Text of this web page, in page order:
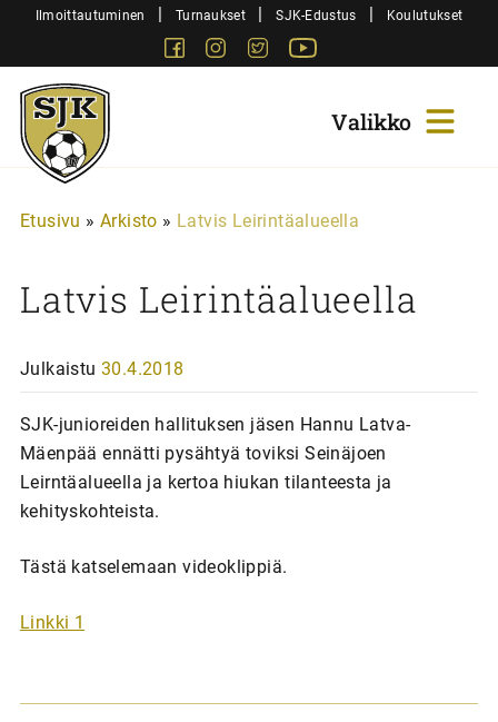
SiirryIlmoittautuminen | Turnaukset | SJK-Edustus | Koulutukset
FacebookInstagram
Twitter
Sjk-
Juniorit
Etusivu » Arkisto » Latvis Leirintäalueella
Latvis Leirintäalueella
Julkaistu 30.4.2018
SJK-junioreiden hallituksen jäsen Hannu Latva-
Mäenpää ennätti pysähtyä toviksi Seinäjoen
Leirntäalueella ja kertoa hiukan tilanteesta ja
kehityskohteista.
Tästä katselemaan videoklippiä.
Linkki 1